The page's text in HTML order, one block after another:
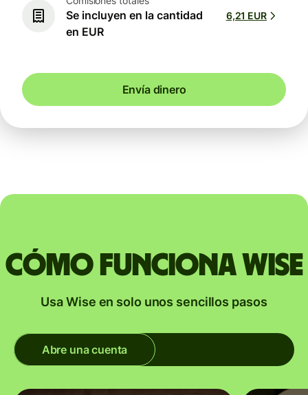
Se incluyen en la cantidad
en EUR
6,21 EUR
Envía dinero
Cómo funciona Wise
Usa Wise en solo unos sencillos pasos
Abre una cuenta